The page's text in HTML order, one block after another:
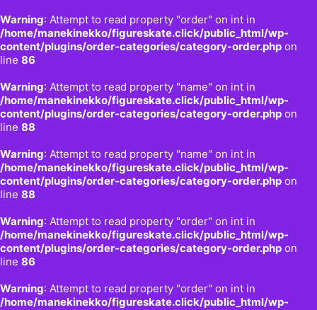
Warning: Attempt to read property "order" on int in
/home/manekinekko/figureskate.click/public_html/wp-
content/plugins/order-categories/category-order.php on
line 86
Warning: Attempt to read property "name" on int in
/home/manekinekko/figureskate.click/public_html/wp-
content/plugins/order-categories/category-order.php on
line 88
Warning: Attempt to read property "name" on int in
/home/manekinekko/figureskate.click/public_html/wp-
content/plugins/order-categories/category-order.php on
line 88
Warning: Attempt to read property "order" on int in
/home/manekinekko/figureskate.click/public_html/wp-
content/plugins/order-categories/category-order.php on
line 86
Warning: Attempt to read property "order" on int in
/home/manekinekko/figureskate.click/public_html/wp-
